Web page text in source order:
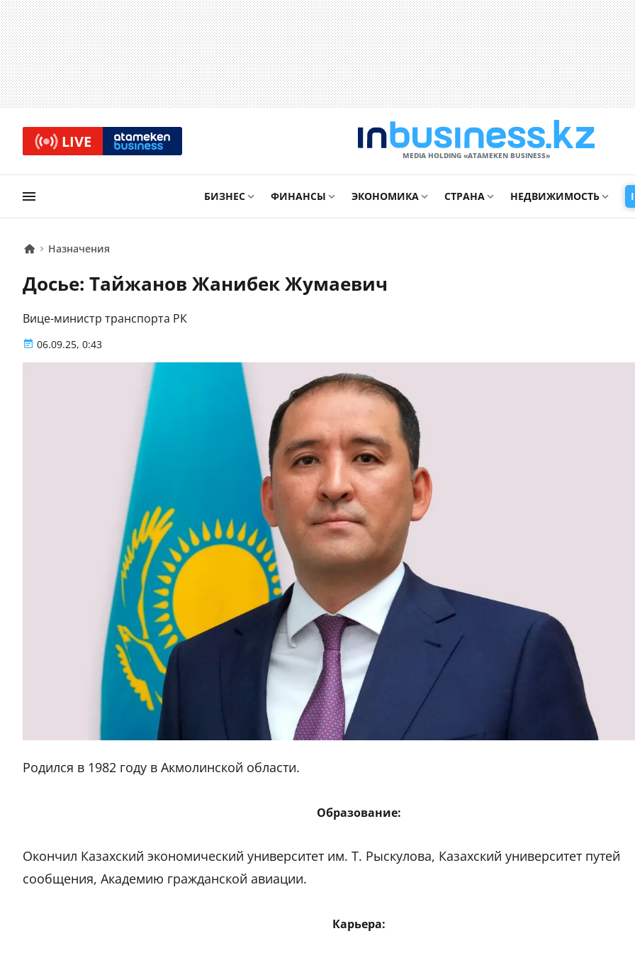
LIVE
MEDIA HOLDING «ATAMEKЕN BUSINESS»
БИЗНЕС ФИНАНСЫ ЭКОНОМИКА СТРАНА НЕДВИЖИМОСТЬ
Назначения
Досье: Тайжанов Жанибек Жумаевич
Вице-министр транспорта РК
06.09.25, 0:43
Родился в 1982 году в Акмолинской области.
Образование:
Окончил Казахский экономический университет им. Т. Рыскулова, Казахский университет путей
сообщения, Академию гражданской авиации.
Карьера: